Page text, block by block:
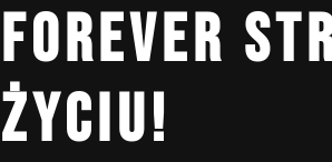
FOREVER
ŻYCIU!